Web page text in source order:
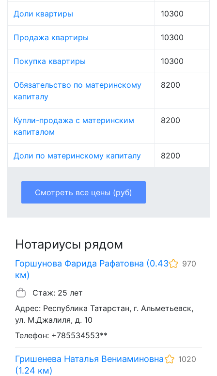
Доли квартиры 10300
Продажа квартиры 10300
Покупка квартиры 10300
Обязательство по материнскому
капиталу
8200
Купли-продажа с материнским
капиталом
8200
Доли по материнскому капиталу 8200
Смотреть все цены (руб)
Нотариусы рядом
Горшунова Фарида Рафатовна (0.43
км)
970
Стаж: 25 лет
Адрес: Республика Татарстан, г. Альметьевск,
ул. М.Джалиля, д. 10
Телефон: +785534553**
Гришенева Наталья Вениаминовна
(1.24 км)
1020